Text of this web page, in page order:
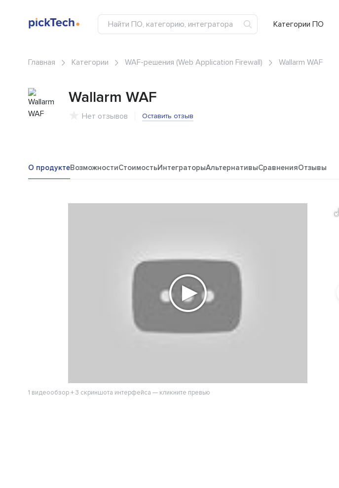
Категории ПО
Главная Категории WAF-решения (Web Application Firewall) Wallarm WAF
Wallarm WAF
Нет отзывов Оставить отзыв
О продуктеВозможностиСтоимостьИнтеграторыАльтернативыСравненияОтзывы
1 видеообзор + 3 скриншота интерфейса — кликните превью